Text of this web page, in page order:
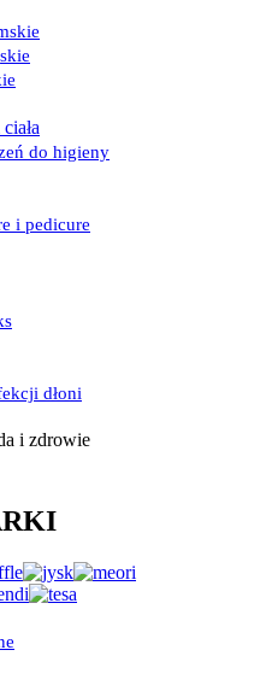
do higieny
i pedicure
dłoni